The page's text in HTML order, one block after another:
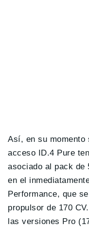
Así, en su momento
acceso ID.4 Pure
asociado al pack de
en el
Performance, que
propulsor de 170
las versiones Pro